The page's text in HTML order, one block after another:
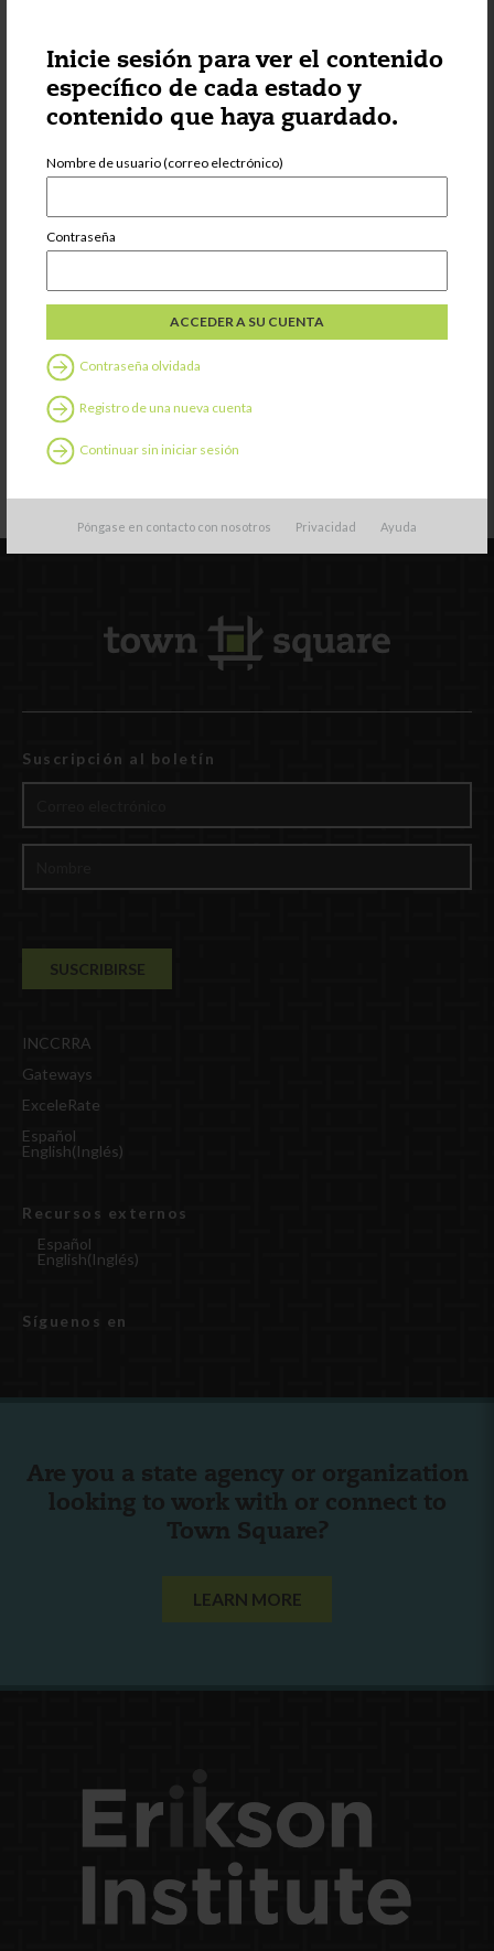
Inicie sesión para ver el contenido
específico de cada estado y
contenido que haya guardado.
Nombre de usuario (correo electrónico)
Contraseña
Contraseña olvidada
Registro de una nueva cuenta
Continuar sin iniciar sesión
Póngase en contacto con nosotros Privacidad Ayuda
caregivers
about RSV
Suscripción al boletín
INCCRRA
Gateways
ExceleRate
Español
English(Inglés)
Recursos externos
Español
English(Inglés)
Síguenos en
Are you a state agency or organization
looking to work with or connect to
Town Square?
LEARN MORE